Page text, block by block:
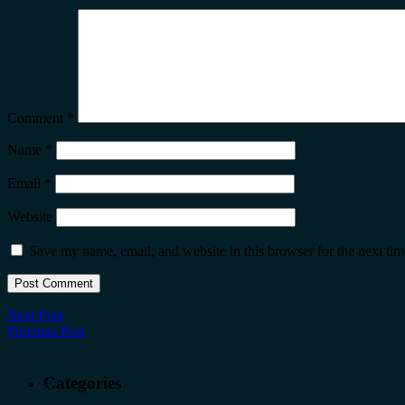
Comment *
Name *
Email *
Website
Save my name, email, and website in this browser for the next
Next Post
Previous Post
Categories